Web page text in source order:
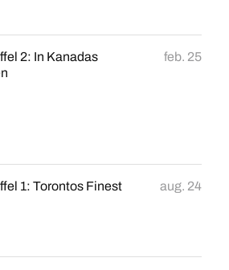
2: In Kanadas
feb. 25
1: Torontos Finest aug. 24